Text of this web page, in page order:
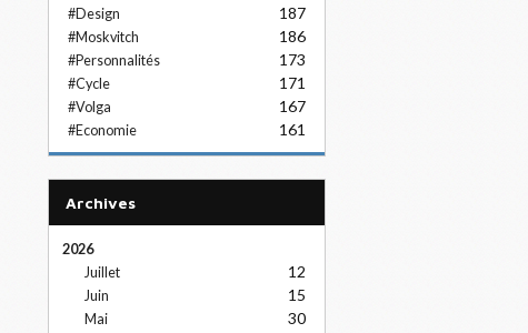
#Design 187
#Moskvitch 186
#Personnalités 173
#Cycle 171
#Volga 167
#Economie 161
Archives
2026
Juillet
12
Juin 15
Mai 30